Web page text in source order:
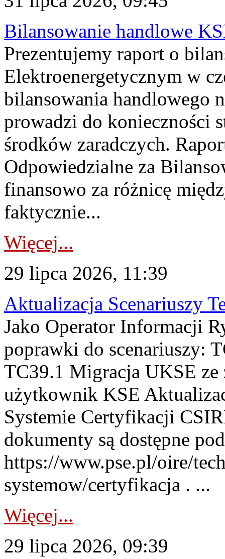
Bilansowanie handlowe
Prezentujemy raport o
Elektroenergetycznym w
bilansowania handlowego
prowadzi do konieczności
środków zaradczych.
Odpowiedzialne za
finansowo za różnicę
faktycznie...
Więcej...
29 lipca 2026, 11:39
Aktualizacja Scenariuszy
Jako Operator Informacji
poprawki do scenariuszy:
TC39.1 Migracja UKSE
użytkownik KSE
Systemie Certyfikacji
dokumenty są dostępne
https://www.pse.pl/oire/
systemow/certyfikacja . ...
Więcej...
29 lipca 2026, 09:39